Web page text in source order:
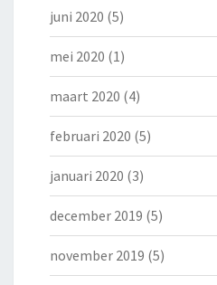
juni 2020 (5)
mei 2020 (1)
maart 2020 (4)
februari 2020 (5)
januari 2020 (3)
december 2019 (5)
november 2019 (5)